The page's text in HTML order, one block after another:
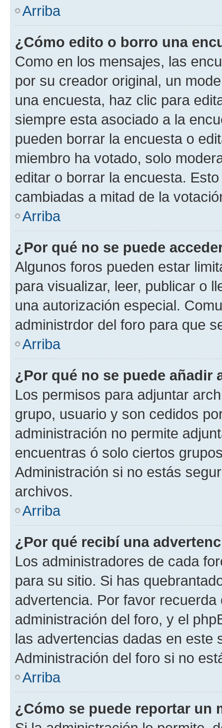
Arriba
¿Cómo edito o borro una
Como en los mensajes, las
por su creador original, un
una encuesta, haz clic para
siempre esta asociado a la
pueden borrar la encuesta o
miembro ha votado, solo
editar o borrar la encuesta.
cambiadas a mitad de la
Arriba
¿Por qué no se puede
Algunos foros pueden estar
para visualizar, leer, publicar o
una autorización especial.
administrdor del foro para que
Arriba
¿Por qué no se puede añadir
Los permisos para adjuntar
grupo, usuario y son cedidos
administración no permite
encuentras ó solo ciertos
Administración si no estás
archivos.
Arriba
¿Por qué recibí una
Los administradores de cada
para su sitio. Si has
advertencia. Por favor
administración del foro, y el
las advertencias dadas en este
Administración del foro si no
Arriba
¿Cómo se puede reportar un